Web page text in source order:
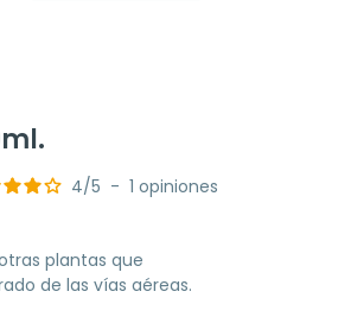
4/5 - 1 opiniones
plantas que
de las vías aéreas.